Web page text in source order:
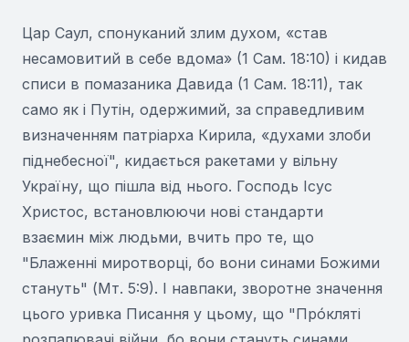
Цар Саул, спонуканий злим духом, «став
несамовитий в себе вдома» (1 Сам. 18:10) і кидав
списи в помазаника Давида (1 Сам. 18:11), так
само як і Путін, одержимий, за справедливим
визначенням патріарха Кирила, «духами злоби
піднебесної", кидається ракетами у вільну
Україну, що пішла від нього. Господь Ісус
Христос, встановлюючи нові стандарти
взаємин між людьми, вчить про те, що
"Блаженні миротворці, бо вони синами Божими
стануть" (Мт. 5:9). І навпаки, зворотне значення
цього уривка Писання у цьому, що "Прóкляті